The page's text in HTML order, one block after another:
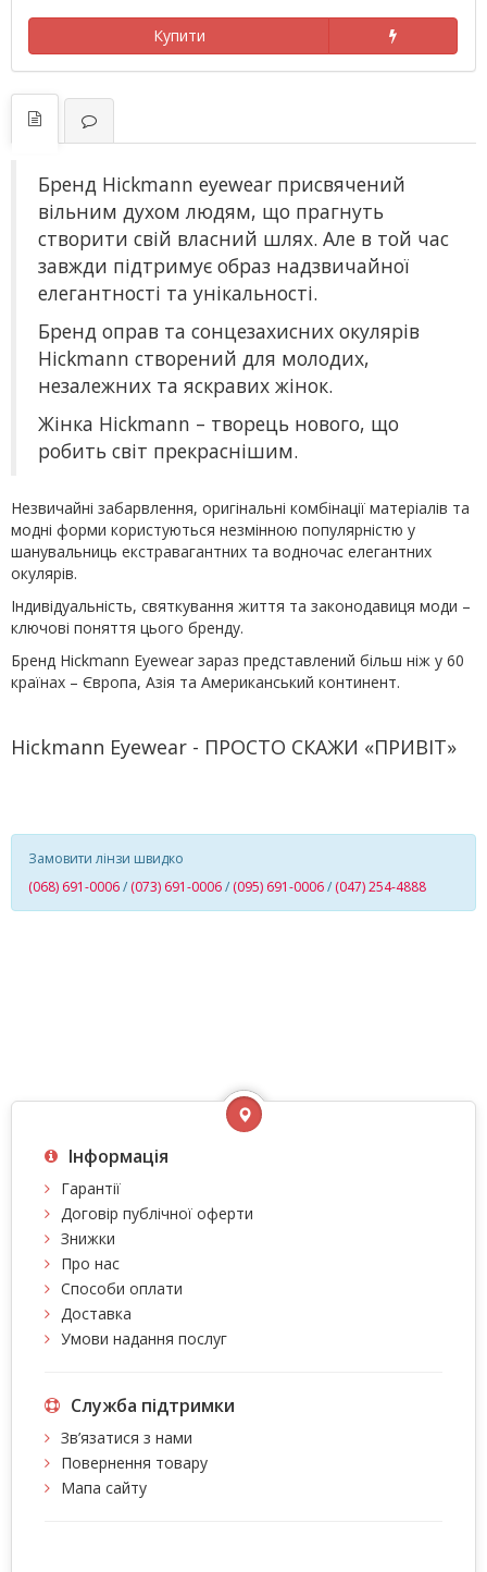
Купити
Бренд Hickmann eyewear присвячений
вільним духом людям, що прагнуть
створити свій власний шлях. Але в той час
завжди підтримує образ надзвичайної
елегантності та унікальності.
Бренд оправ та сонцезахисних окулярів
Hickmann створений для молодих,
незалежних та яскравих жінок.
Жінка Hickmann – творець нового, що
робить світ прекраснішим.
Незвичайні забарвлення, оригінальні комбінації матеріалів та
модні форми користуються незмінною популярністю у
шанувальниць екстравагантних та водночас елегантних
окулярів.
Індивідуальність, святкування життя та законодавиця моди –
ключові поняття цього бренду.
Бренд Hickmann Eyewear зараз представлений більш ніж у 60
країнах – Європа, Азія та Американський континент.
Hickmann Eyewear - ПРОСТО СКАЖИ «ПРИВІТ»
Замовити лінзи швидко
(068) 691-0006/ (073) 691-0006/ (095) 691-0006/ (047) 254-4888
Інформація
Гарантії
Договір публічної оферти
Знижки
Про нас
Способи оплати
Доставка
Умови надання послуг
Служба підтримки
Зв’язатися з нами
Повернення товару
Мапа сайту